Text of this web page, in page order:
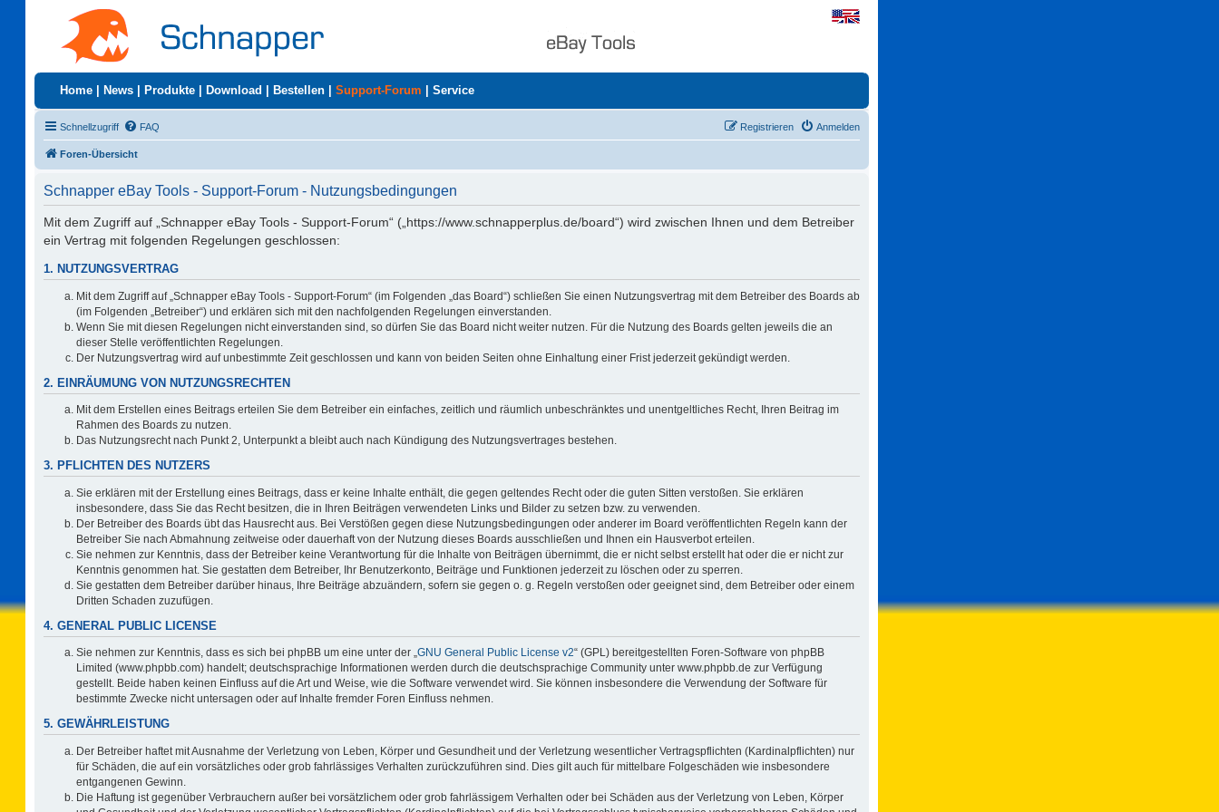
Home News Produkte Download Bestellen Support-Forum Service
Schnellzugriff FAQ Anmelden
Registrieren
Foren-Übersicht
Schnapper eBay Tools - Support-Forum - Nutzungsbedingungen
Mit dem Zugriff auf „Schnapper eBay Tools - Support-Forum“ („https://www.schnapperplus.de/board“) wird zwischen Ihnen und dem Betreiber
ein Vertrag mit folgenden Regelungen geschlossen:
1. NUTZUNGSVERTRAG
Mit dem Zugriff auf „Schnapper eBay Tools - Support-Forum“ (im Folgenden „das Board“) schließen Sie einen Nutzungsvertrag mit dem Betreiber des Boards ab
(im Folgenden „Betreiber“) und erklären sich mit den nachfolgenden Regelungen einverstanden.
Wenn Sie mit diesen Regelungen nicht einverstanden sind, so dürfen Sie das Board nicht weiter nutzen. Für die Nutzung des Boards gelten jeweils die an
dieser Stelle veröffentlichten Regelungen.
Der Nutzungsvertrag wird auf unbestimmte Zeit geschlossen und kann von beiden Seiten ohne Einhaltung einer Frist jederzeit gekündigt werden.
2. EINRÄUMUNG VON NUTZUNGSRECHTEN
Mit dem Erstellen eines Beitrags erteilen Sie dem Betreiber ein einfaches, zeitlich und räumlich unbeschränktes und unentgeltliches Recht, Ihren Beitrag im
Rahmen des Boards zu nutzen.
Das Nutzungsrecht nach Punkt 2, Unterpunkt a bleibt auch nach Kündigung des Nutzungsvertrages bestehen.
3. PFLICHTEN DES NUTZERS
Sie erklären mit der Erstellung eines Beitrags, dass er keine Inhalte enthält, die gegen geltendes Recht oder die guten Sitten verstoßen. Sie erklären
insbesondere, dass Sie das Recht besitzen, die in Ihren Beiträgen verwendeten Links und Bilder zu setzen bzw. zu verwenden.
Der Betreiber des Boards übt das Hausrecht aus. Bei Verstößen gegen diese Nutzungsbedingungen oder anderer im Board veröffentlichten Regeln kann der
Betreiber Sie nach Abmahnung zeitweise oder dauerhaft von der Nutzung dieses Boards ausschließen und Ihnen ein Hausverbot erteilen.
Sie nehmen zur Kenntnis, dass der Betreiber keine Verantwortung für die Inhalte von Beiträgen übernimmt, die er nicht selbst erstellt hat oder die er nicht zur
Kenntnis genommen hat. Sie gestatten dem Betreiber, Ihr Benutzerkonto, Beiträge und Funktionen jederzeit zu löschen oder zu sperren.
Sie gestatten dem Betreiber darüber hinaus, Ihre Beiträge abzuändern, sofern sie gegen o. g. Regeln verstoßen oder geeignet sind, dem Betreiber oder einem
Dritten Schaden zuzufügen.
4. GENERAL PUBLIC LICENSE
Sie nehmen zur Kenntnis, dass es sich bei phpBB um eine unter der „GNU General Public License v2“ (GPL) bereitgestellten Foren-Software von phpBB
Limited (www.phpbb.com) handelt; deutschsprachige Informationen werden durch die deutschsprachige Community unter www.phpbb.de zur Verfügung
gestellt. Beide haben keinen Einfluss auf die Art und Weise, wie die Software verwendet wird. Sie können insbesondere die Verwendung der Software für
bestimmte Zwecke nicht untersagen oder auf Inhalte fremder Foren Einfluss nehmen.
5. GEWÄHRLEISTUNG
Der Betreiber haftet mit Ausnahme der Verletzung von Leben, Körper und Gesundheit und der Verletzung wesentlicher Vertragspflichten (Kardinalpflichten) nur
für Schäden, die auf ein vorsätzliches oder grob fahrlässiges Verhalten zurückzuführen sind. Dies gilt auch für mittelbare Folgeschäden wie insbesondere
entgangenen Gewinn.
Die Haftung ist gegenüber Verbrauchern außer bei vorsätzlichem oder grob fahrlässigem Verhalten oder bei Schäden aus der Verletzung von Leben, Körper